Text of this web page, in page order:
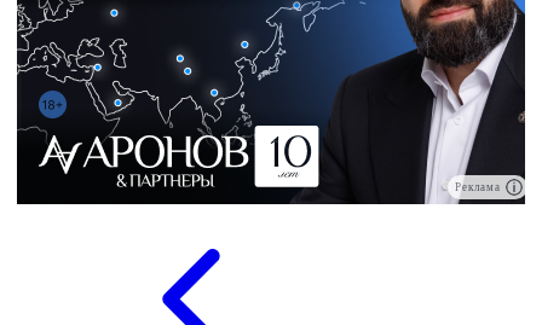
Реклама